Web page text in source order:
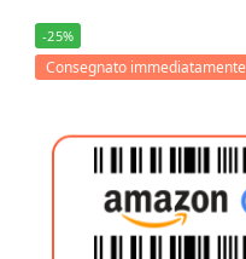
-25%
Consegnato immediatamente